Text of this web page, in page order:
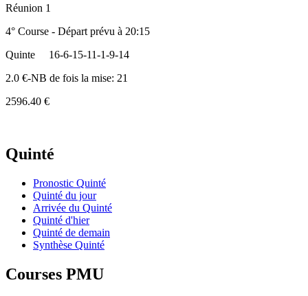
Réunion 1
4° Course - Départ prévu à 20:15
Quinte
16-6-15-11-1-9-14
2.0 €-NB de fois la mise: 21
2596.40 €
Quinté
Pronostic Quinté
Quinté du jour
Arrivée du Quinté
Quinté d'hier
Quinté de demain
Synthèse Quinté
Courses PMU